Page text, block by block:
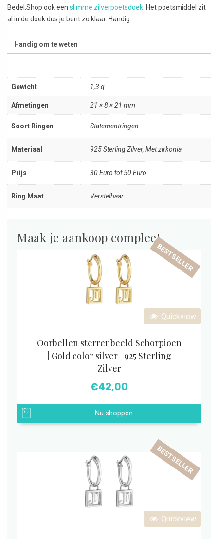
Bedel.Shop ook een slimme zilverpoetsdoek . Het poetsmiddel zit
al in de doek dus je bent zo klaar. Handig.
Handig om te weten
Gewicht 1,3 g
Afmetingen 21 × 8 × 21 mm
Soort Ringen Statementringen
Materiaal 925 Sterling Zilver, Met zirkonia
Prijs 30 Euro tot 50 Euro
Ring Maat Verstelbaar
Maak je aankoop compleet
Quickview
BESTSELLER
Oorbellen sterrenbeeld Schorpioen
| Gold color silver | 925 Sterling
Zilver
€42,00
Nu shoppen
Quickview
BESTSELLER